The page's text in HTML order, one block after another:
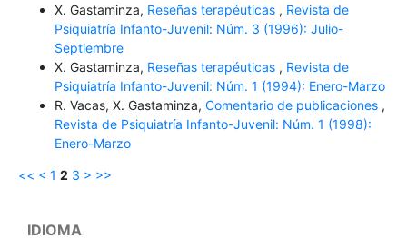
X. Gastaminza, Reseñas terapéuticas , Revista de
Psiquiatría Infanto-Juvenil: Núm. 3 (1996): Julio-
Septiembre
X. Gastaminza, Reseñas terapéuticas , Revista de
Psiquiatría Infanto-Juvenil: Núm. 1 (1994): Enero-Marzo
R. Vacas, X. Gastaminza, Comentario de publicaciones ,
Revista de Psiquiatría Infanto-Juvenil: Núm. 1 (1998):
Enero-Marzo
<< < 1 2 3 > >>
IDIOMA